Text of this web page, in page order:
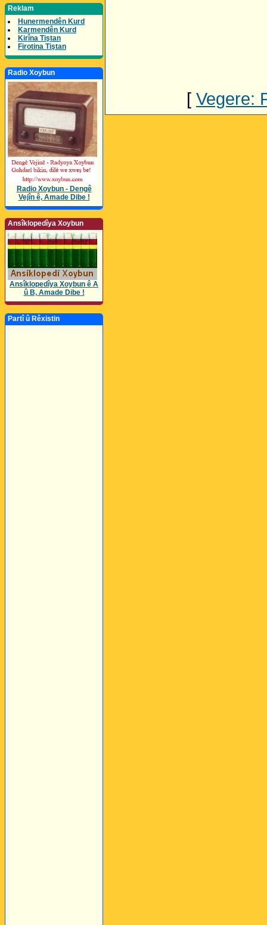
Reklam
Hunermendên Kurd
Karmendên Kurd
Kirîna Tiştan
Firotina Tiştan
Radio Xoybun
Radio Xoybun - Dengê
Vejîn ê, Amade Dibe !
Ansîklopedîya Xoybun
Ansîklopedîya Xoybun ê A
û B, Amade Dibe !
Partî û Rêxistin
[ Vegere: